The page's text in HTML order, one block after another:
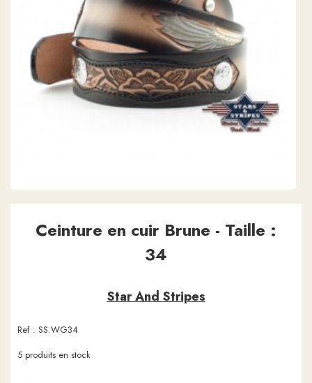
Ceinture en cuir Brune - Taille :
34
Star And Stripes
Ref : SS.WG34
5 produits en stock